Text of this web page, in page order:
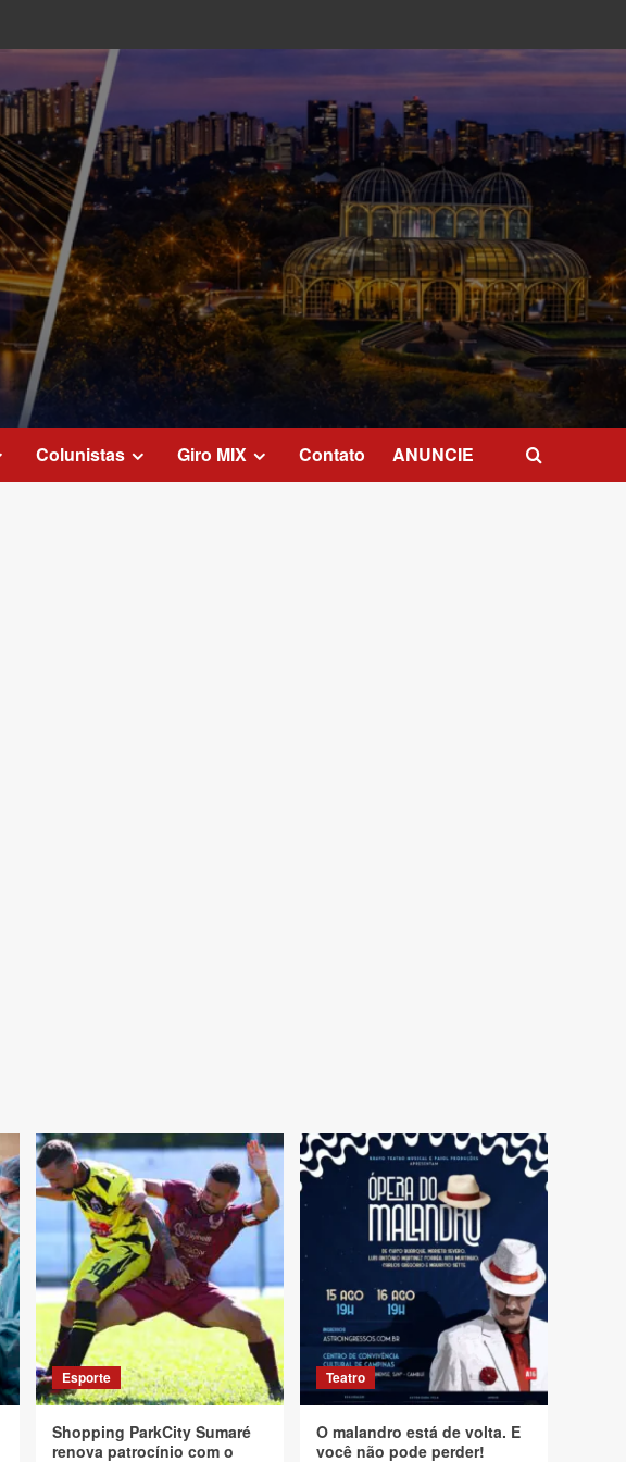
Colunistas Giro MIX Contato ANUNCIE
Esporte
Shopping ParkCity Sumaré
renova patrocínio com o
Teatro
O malandro está de volta. E
você não pode perder!